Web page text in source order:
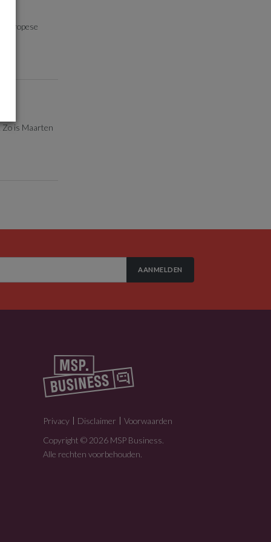
Europese
Zo is Maarten
AANMELDEN
Privacy Disclaimer
Voorwaarden
Copyright © 2026 MSP Business.
Alle rechten voorbehouden.